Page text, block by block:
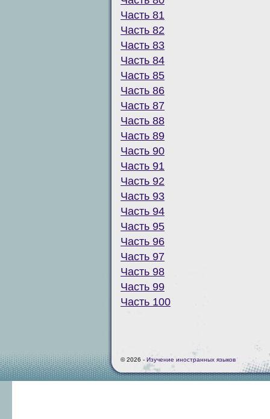
Часть 81
Часть 82
Часть 83
Часть 84
Часть 85
Часть 86
Часть 87
Часть 88
Часть 89
Часть 90
Часть 91
Часть 92
Часть 93
Часть 94
Часть 95
Часть 96
Часть 97
Часть 98
Часть 99
Часть 100
© 2026 - Изучение иностранных языков